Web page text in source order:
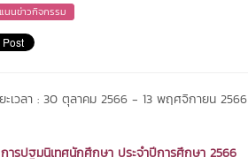
นนข่าวกิจกรรม
ะเวลา : 30 ตุลาคม 2566 - 13 พฤศจิกายน 2566
การปฐมนิเทศนักศึกษา ประจำปีการศึกษา 2566